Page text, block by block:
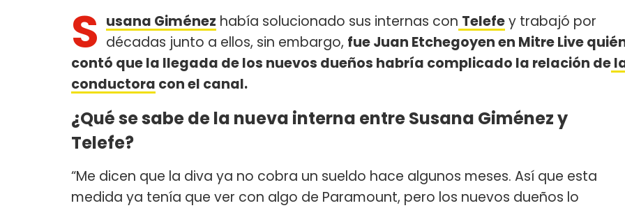
S usana Giménez había solucionado sus internas con Telefey trabajó por
décadas junto a ellos, sin embargo, fue Juan Etchegoyen en Mitre Live
contó que la llegada de los nuevos dueños habría complicado la relación de
conductora con el canal.
¿Qué se sabe de la nueva interna entre Susana Giménez y
Telefe?
“Me dicen que la diva ya no cobra un sueldo hace algunos meses. Así que esta
medida ya tenía que ver con algo de Paramount, pero los nuevos dueños lo